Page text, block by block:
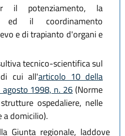
il potenziamento, la
ed il coordinamento
e di trapianto d'organi e
tecnico-scientifica sul
cui all'articolo 10 della
1998, n. 26 (Norme
ospedaliere, nelle
a domicilio).
Giunta regionale, laddove